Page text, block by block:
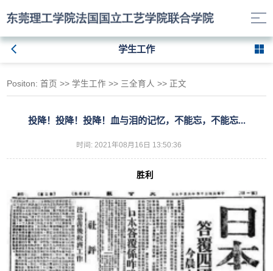
学生工作
Positon:首页 >>学生工作 >> 三全育人 >> 正文
投降！投降！投降！血与泪的记忆，不能忘，不能忘...
时间: 2021年08月16日 13:50:36
胜利